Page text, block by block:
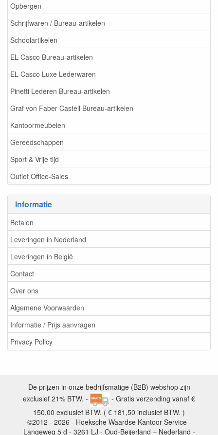
Opbergen
Schrijfwaren / Bureau-artikelen
Schoolartikelen
EL Casco Bureau-artikelen
EL Casco Luxe Lederwaren
Pinetti Lederen Bureau-artikelen
Graf von Faber Castell Bureau-artikelen
Kantoormeubelen
Gereedschappen
Sport & Vrije tijd
Outlet Office-Sales
Informatie
Betalen
Leveringen in Nederland
Leveringen in België
Contact
Over ons
Algemene Voorwaarden
Informatie / Prijs aanvragen
Privacy Policy
De prijzen in onze bedrijfsmatige (B2B) webshop zijn
exclusief 21% BTW. -
- Gratis verzending vanaf €
150,00 exclusief BTW. ( € 181,50 inclusief BTW. )
©2012 - 2026 - Hoeksche Waardse Kantoor Service -
Langeweg 5 d - 3261 LJ - Oud-Beijerland – Nederland -